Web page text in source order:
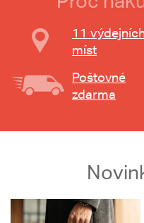
11
míst
Poštovné
zdarma